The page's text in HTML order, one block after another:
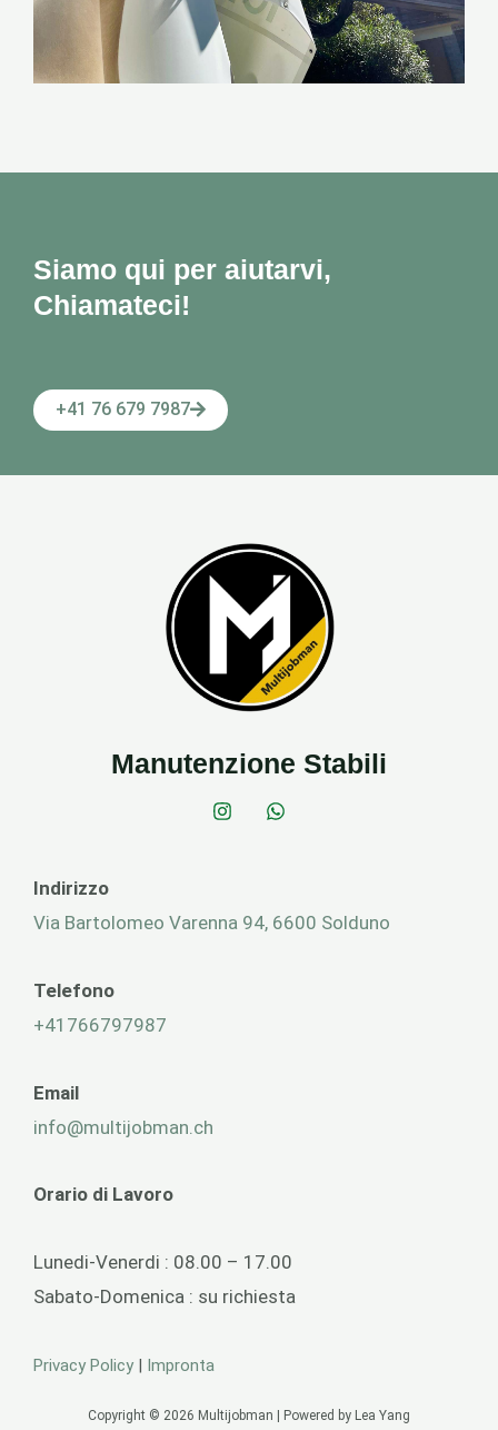
Siamo qui per aiutarvi,
Chiamateci!
+41 76 679 7987
Manutenzione Stabili
Indirizzo
Via Bartolomeo Varenna 94, 6600 Solduno
Telefono
+41766797987
Email
info@multijobman.ch
Orario di Lavoro
Lunedi-Venerdi : 08.00 – 17.00
Sabato-Domenica : su richiesta
Privacy Policy | Impronta
Copyright © 2026 Multijobman | Powered by Lea Yang